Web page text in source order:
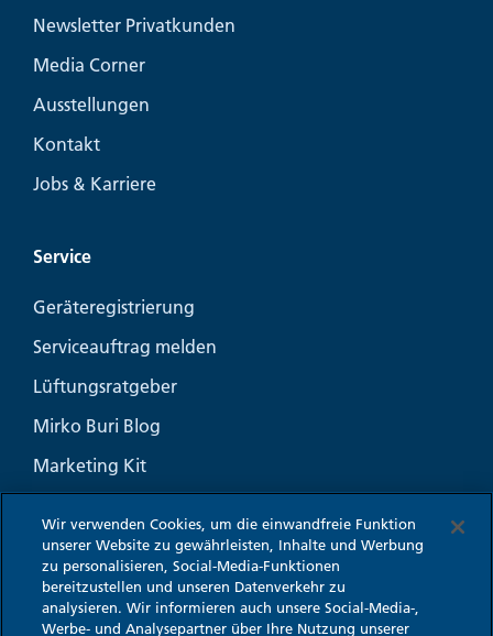
Newsletter Privatkunden
Media Corner
Ausstellungen
Kontakt
Jobs & Karriere
Service
Geräteregistrierung
Serviceauftrag melden
Lüftungsratgeber
Mirko Buri Blog
Marketing Kit
Impressum
Wir verwenden Cookies, um die einwandfreie Funktion
unserer Website zu gewährleisten, Inhalte und Werbung
zu personalisieren, Social-Media-Funktionen
bereitzustellen und unseren Datenverkehr zu
analysieren. Wir informieren auch unsere Social-Media-,
Werbe- und Analysepartner über Ihre Nutzung unserer